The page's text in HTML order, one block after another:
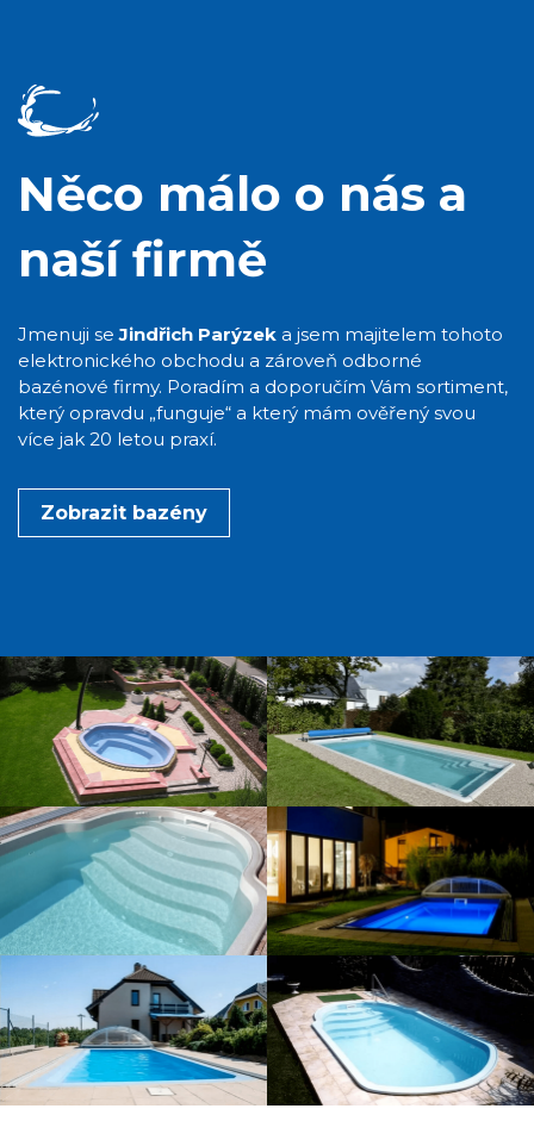
Něco málo o nás a
naší firmě
Jmenuji seJindřich Parýzek a jsem majitelem tohoto
elektronického obchodu a zároveň odborné
bazénové firmy. Poradím a doporučím Vám sortiment,
který opravdu „funguje“ a který mám ověřený svou
více jak 20 letou praxí.
Zobrazit bazény